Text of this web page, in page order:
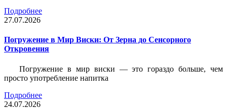
Подробнее
27.07.2026
Погружение в Мир Виски: От Зерна до Сенсорного
Откровения
Погружение в мир виски — это гораздо больше, чем
просто употребление напитка
Подробнее
24.07.2026